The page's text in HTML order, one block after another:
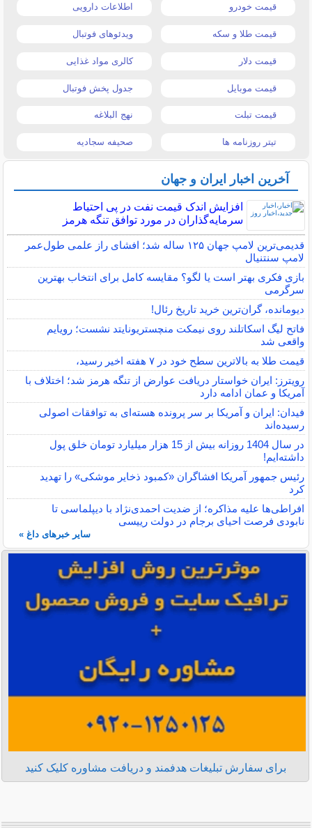
قیمت خودرو اطلاعات دارویی
قیمت طلا و سکه ویدئوهای فوتبال
قیمت دلار کالری مواد غذایی
قیمت موبایل جدول پخش فوتبال
قیمت تبلت نهج البلاغه
تیتر روزنامه ها صحیفه سجادیه
آخرین اخبار ایران و جهان
افزایش اندک قیمت نفت در پی احتیاط
سرمایه‌گذاران در مورد توافق تنگه هرمز
قدیمی‌ترین لامپ جهان ۱۲۵ ساله شد؛ افشای راز علمی طول‌عمر
لامپ سنتنیال
بازی فکری بهتر است یا لگو؟ مقایسه کامل برای انتخاب بهترین
سرگرمی
دیومانده، گران‌ترین خرید تاریخ رئال!
فاتح لیگ اسکاتلند روی نیمکت منچستریونایتد نشست؛ رویایم
واقعی شد
قیمت طلا به بالاترین سطح خود در ۷ هفته اخیر رسید،
رویترز: ایران خواستار دریافت عوارض از تنگه هرمز شد؛ اختلاف با
آمریکا و عمان ادامه دارد
فیدان: ایران و آمریکا بر سر پرونده هسته‌ای به توافقات اصولی
رسیده‌اند
در سال 1404 روزانه بیش از 15 هزار میلیارد تومان خلق پول
داشته‌ایم!
رئیس جمهور آمریکا افشاگران «کمبود ذخایر موشکی» را تهدید
کرد
افراطی‌ها علیه مذاکره؛ از ضدیت احمدی‌نژاد با دیپلماسی تا
نابودی فرصت احیای برجام در دولت رییسی
سایر خبرهای داغ »
برای سفارش تبلیغات هدفمند و دریافت مشاوره کلیک کنید